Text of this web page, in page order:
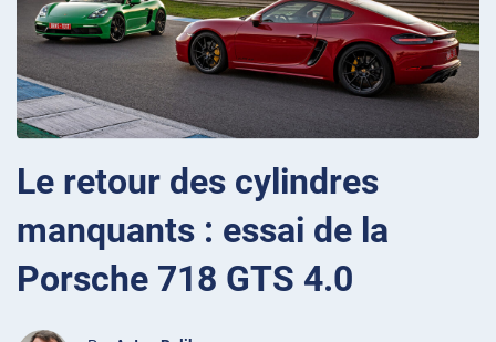
Le retour des cylindres
manquants : essai de la
Porsche 718 GTS 4.0